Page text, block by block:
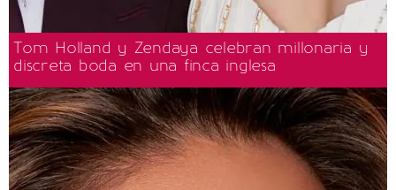
Tom Holland y Zendaya celebran millonaria y
discreta boda en una finca inglesa